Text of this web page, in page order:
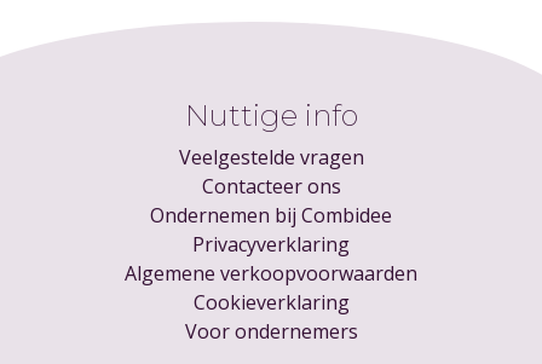
Nuttige info
Veelgestelde vragen
Contacteer ons
Ondernemen bij Combidee
Privacyverklaring
Algemene verkoopvoorwaarden
Cookieverklaring
Voor ondernemers